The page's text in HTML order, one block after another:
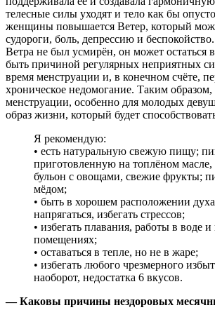
телесные силы уходят и тело как бы
женщины повышается Ветер, который
судороги, боль, депрессию и
Ветра не был усмирён, он может остаться
быть причиной регулярных неприятных
время менструации и, в конечном счёте,
хроническое недомогание. Таким образом,
менструации, особенно для молодых
образ жизни, который будет
Я рекомендую:
• есть натуральную свежую пищу;
приготовленную на топлёном масле,
бульон с овощами, свежие фрукты;
мёдом;
• быть в хорошем расположении
напрягаться, избегать стрессов;
• избегать плавания, работы в воде
помещениях;
• оставаться в тепле, но не в жаре;
• избегать любого чрезмерного
наоборот, недостатка 6 вкусов.
— Каковы причины нездоровых